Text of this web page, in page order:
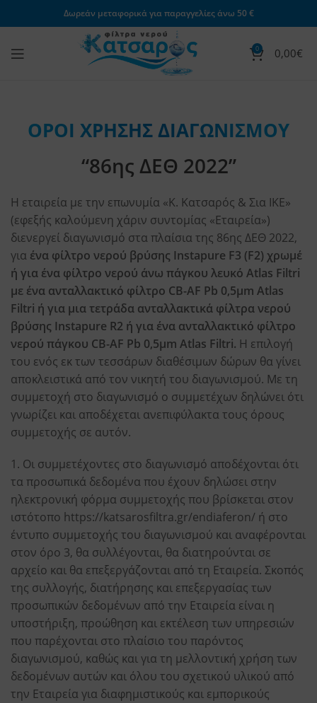
Δωρεάν μεταφορικά για παραγγελίες άνω 50 €
0 0,00€
ΟΡΟΙ ΧΡΗΣΗΣ ΔΙΑΓΩΝΙΣΜΟΥ
“86ης ΔΕΘ 2022”
Η εταιρεία με την επωνυμία «Κ. Κατσαρός & Σια ΙΚΕ»
(εφεξής καλούμενη χάριν συντομίας «Εταιρεία»)
διενεργεί διαγωνισμό στα πλαίσια της 86ης ΔΕΘ 2022,
για ένα φίλτρο νερού βρύσης Instapure F3 (F2) χρωμέ
ή για ένα φίλτρο νερού άνω πάγκου λευκό Atlas Filtri
με ένα ανταλλακτικό φίλτρο CB-AF Pb 0,5μm Atlas
Filtri ή για μια τετράδα ανταλλακτικά φίλτρα νερού
βρύσης Instapure R2 ή για ένα ανταλλακτικό φίλτρο
νερού πάγκου CB-AF Pb 0,5μm Atlas Filtri. Η επιλογή
του ενός εκ των τεσσάρων διαθέσιμων δώρων θα γίνει
αποκλειστικά από τον νικητή του διαγωνισμού. Με τη
συμμετοχή στο διαγωνισμό ο συμμετέχων δηλώνει ότι
γνωρίζει και αποδέχεται ανεπιφύλακτα τους όρους
συμμετοχής σε αυτόν.
1. Οι συμμετέχοντες στο διαγωνισμό αποδέχονται ότι
τα προσωπικά δεδομένα που έχουν δηλώσει στην
ηλεκτρονική φόρμα συμμετοχής που βρίσκεται στον
ιστότοπο https://katsarosfiltra.gr/endiaferon/ ή στο
έντυπο συμμετοχής του διαγωνισμού και αναφέρονται
στον όρο 3, θα συλλέγονται, θα διατηρούνται σε
αρχείο και θα επεξεργάζονται από τη Εταιρεία. Σκοπός
της συλλογής, διατήρησης και επεξεργασίας των
προσωπικών δεδομένων από την Εταιρεία είναι η
υποστήριξη, προώθηση και εκτέλεση των υπηρεσιών
που παρέχονται στο πλαίσιο του παρόντος
διαγωνισμού, καθώς και για τη μελλοντική χρήση των
δεδομένων αυτών και όλου του σχετικού υλικού από
την Εταιρεία για διαφημιστικούς και εμπορικούς